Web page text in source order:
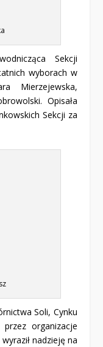
Sekcji
wyborach w
Mierzejewska,
Opisała
Sekcji za
Soli, Cynku
organizacje
nadzieję na